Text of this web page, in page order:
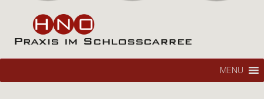
Inhalt
MENU